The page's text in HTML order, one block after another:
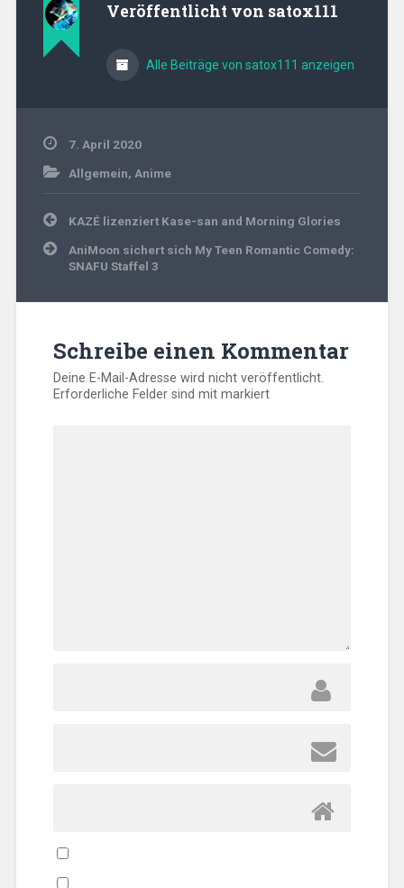
Veröffentlicht von satox111
Alle Beiträge von satox111 anzeigen
7. April 2020
Allgemein, Anime
Beitragsnavigation
KAZÉ lizenziert Kase-san and Morning Glories
AniMoon sichert sich My Teen Romantic Comedy:
SNAFU Staffel 3
Schreibe einen Kommentar
Deine E-Mail-Adresse wird nicht veröffentlicht.
Erforderliche Felder sind mitmarkiert